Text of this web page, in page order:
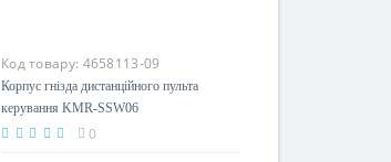
Код товару: 4658113-09
Корпус гнізда дистанційного пульта
керування KMR-SSW06
0